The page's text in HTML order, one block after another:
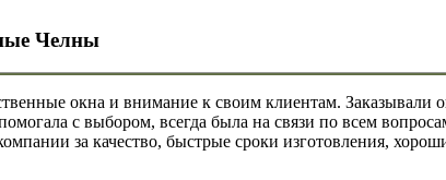
Челны
окна и внимание к своим клиентам. Заказывали
с выбором, всегда была на связи по всем
за качество, быстрые сроки изготовления,